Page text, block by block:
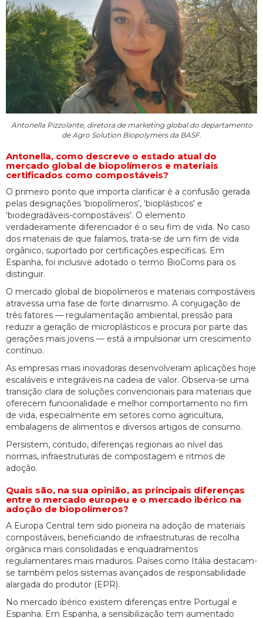
Antonella Pizzolante, diretora de marketing global do departamento
de Agro Solution Biopolymers da BASF.
Antonella, como descreve o estado atual do
mercado global de biopolímeros e materiais
certificados como compostáveis?
O primeiro ponto que importa clarificar é a confusão gerada
pelas designações ‘biopolímeros’, ‘bioplásticos' e
‘biodegradáveis-compostáveis’. O elemento
verdadeiramente diferenciador é o seu fim de vida. No caso
dos materiais de que falamos, trata-se de um fim de vida
orgânico, suportado por certificações específicas. Em
Espanha, foi inclusive adotado o termo BioComs para os
distinguir.
O mercado global de biopolímeros e materiais compostáveis
atravessa uma fase de forte dinamismo. A conjugação de
três fatores — regulamentação ambiental, pressão para
reduzir a geração de microplásticos e procura por parte das
gerações mais jovens — está a impulsionar um crescimento
contínuo.
As empresas mais inovadoras desenvolveram aplicações hoje
escaláveis e integráveis na cadeia de valor. Observa-se uma
transição clara de soluções convencionais para materiais que
oferecem funcionalidade e melhor comportamento no fim
de vida, especialmente em setores como agricultura,
embalagens de alimentos e diversos artigos de consumo.
Persistem, contudo, diferenças regionais ao nível das
normas, infraestruturas de compostagem e ritmos de
adoção.
Quais são, na sua opinião, as principais diferenças
entre o mercado europeu e o mercado ibérico na
adoção de biopolímeros?
A Europa Central tem sido pioneira na adoção de materiais
compostáveis, beneficiando de infraestruturas de recolha
orgânica mais consolidadas e enquadramentos
regulamentares mais maduros. Países como Itália destacam-
se também pelos sistemas avançados de responsabilidade
alargada do produtor (EPR).
No mercado ibérico existem diferenças entre Portugal e
Espanha. Em Espanha, a sensibilização tem aumentado